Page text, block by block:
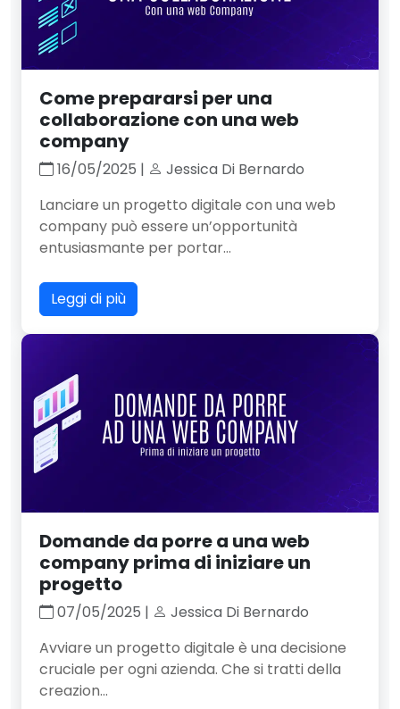
Come prepararsi per una
collaborazione con una web
company
16/05/2025 |
Jessica Di Bernardo
Lanciare un progetto digitale con una web
company può essere un’opportunità
entusiasmante per portar...
Leggi di più
Domande da porre a una web
company prima di iniziare un
progetto
07/05/2025 |
Jessica Di Bernardo
Avviare un progetto digitale è una decisione
cruciale per ogni azienda. Che si tratti della
creazion...